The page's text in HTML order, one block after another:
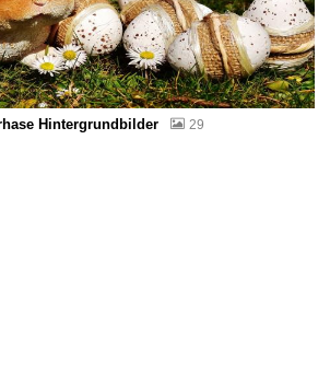
Hintergrundbilder 29